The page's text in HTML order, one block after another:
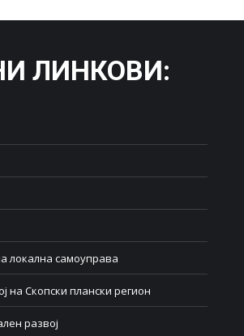
ЛИНКОВИ:
локална самоуправа
на Скопски плански регион
развој